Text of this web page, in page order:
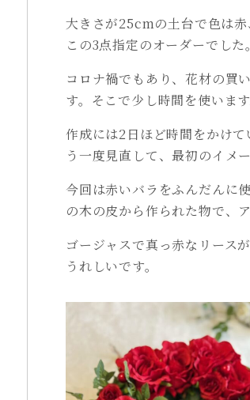
大きさが25cmの土台で色は
この3点指定のオーダーでした。
コロナ禍でもあり、花材の買
す。そこで少し時間を使います
作成には2日ほど時間をかけ
う一度見直して、最初のイメ
今回は赤いバラをふんだんに
の木の皮から作られた物で、
ゴージャスで真っ赤なリース
うれしいです。